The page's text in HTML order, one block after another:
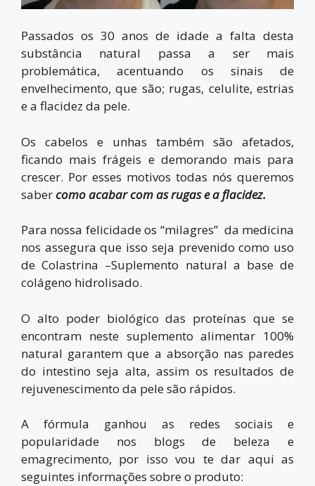
Passados os 30 anos de idade a falta desta
substância natural passa a ser mais
problemática, acentuando os sinais de
envelhecimento, que são; rugas, celulite, estrias
e a flacidez da pele.
Os cabelos e unhas também são afetados,
ficando mais frágeis e demorando mais para
crescer. Por esses motivos todas nós queremos
sabercomoacabar com as rugas e a flacidez.
Para nossa felicidade os “milagres” da medicina
nos assegura que isso seja prevenido como uso
de Colastrina –Suplemento natural a base de
colágeno hidrolisado.
O alto poder biológico das proteínas que se
encontram neste suplemento alimentar 100%
natural garantem que a absorção nas paredes
do intestino seja alta, assim os resultados de
rejuvenescimento da pele são rápidos.
A fórmula ganhou as redes sociais e
popularidade nos blogs de beleza e
emagrecimento, por isso vou te dar aqui as
seguintes informações sobre o produto: